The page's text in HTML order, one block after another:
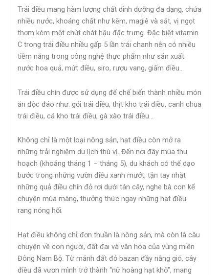
Trái điều mang hàm lượng chất dinh dưỡng đa dạng, chứa
nhiều nước, khoáng chất như kẽm, magiê và sắt, vị ngọt
thơm kèm một chút chát hậu đặc trưng. Đặc biệt vitamin
C trong trái điều nhiều gấp 5 lần trái chanh nên có nhiều
tiềm năng trong công nghệ thực phẩm như sản xuất
nước hoa quả, mứt điều, siro, rượu vang, giấm điều…
Trái điều chín được sử dụng để chế biến thành nhiều món
ăn độc đáo như: gỏi trái điều, thịt kho trái điều, canh chua
trái điều, cá kho trái điều, gà xào trái điều…
Không chỉ là một loại nông sản, hạt điều còn mở ra
những trải nghiệm du lịch thú vị. Đến nơi đây mùa thu
hoạch (khoảng tháng 1 – tháng 5), du khách có thể dạo
bước trong những vườn điều xanh mướt, tận tay nhặt
những quả điều chín đỏ rơi dưới tán cây, nghe bà con kể
chuyện mùa màng, thưởng thức ngay những hạt điều
rang nóng hổi.
Hạt điều không chỉ đơn thuần là nông sản, mà còn là câu
chuyện về con người, đất đai và văn hóa của vùng miền
Đông Nam Bộ. Từ mảnh đất đỏ bazan đầy nắng gió, cây
điều đã vươn mình trở thành “nữ hoàng hạt khô”, mang